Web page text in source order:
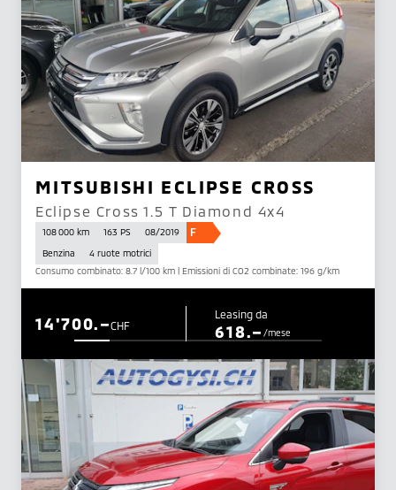
MITSUBISHI ECLIPSE CROSS
Eclipse Cross 1.5 T Diamond 4x4
108 000 km 163 PS 08/2019 F
Benzina
4 ruote motrici
Consumo combinato: 8.7 l/100 km | Emissioni di CO2 combinate: 196 g/km
CHF
14'700.– Leasing da
618.–/mese